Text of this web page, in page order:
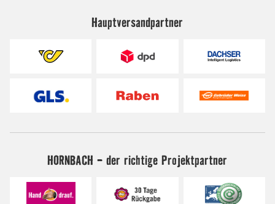
Hauptversandpartner
HORNBACH - der richtige Projektpartner